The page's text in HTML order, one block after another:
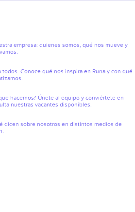
empresa: quienes somos, qué nos mueve y
todos. Conoce qué nos inspira en Runa y con qué
hacemos? Únete al equipo y conviértete en
nuestras vacantes disponibles.
dicen sobre nosotros en distintos medios de